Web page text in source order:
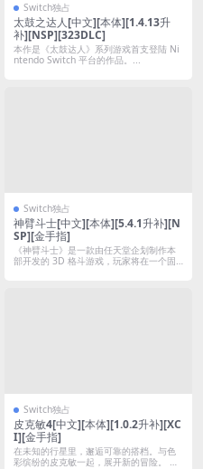
Switch独占
太鼓之达人[中文][本体][1.4.13升
补][NSP][323DLC]
本作是《太鼓达人》系列游戏首支登陆 Ni
ntendo Switch 平台的作品。...
Switch独占
神臂斗士[中文][本体][5.4.1升补][N
SP][金手指]
《神臂斗士》是一款由任天堂企划制作本
部开发的 3D 格斗游戏，玩家将在一个固
Switch独占
皮克敏4[中文][本体][1.0.2升补][XC
I][金手指]
在未知的行星里，邂逅可靠的搭档。与色
彩缤纷的皮克敏一起，展开新的冒险。 主